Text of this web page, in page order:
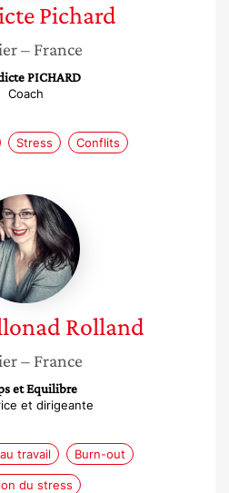
Pichard
– France
PICHARD
Coach
Stress Conflits
Diane
Ballonad
Rolland
Rolland
– France
et Equilibre
et dirigeante
travail Burn-out
du stress